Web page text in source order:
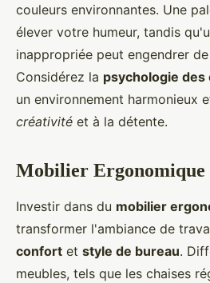
couleurs environnantes. Une
élever votre humeur, tandis
inappropriée peut engendrer
Considérez la psychologie des
un environnement harmonieux
créativité et à la détente.
Mobilier
Investir dans du mobilier
transformer l'ambiance de
confort et style de bureau.
meubles, tels que les chaises